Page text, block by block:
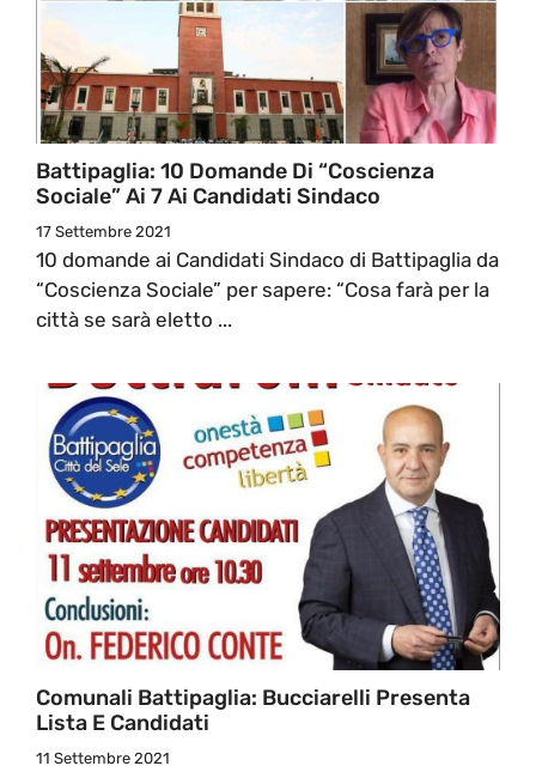
Battipaglia: 10 Domande Di “Coscienza
Sociale” Ai 7 Ai Candidati Sindaco
17 Settembre 2021
10 domande ai Candidati Sindaco di Battipaglia da
“Coscienza Sociale” per sapere: “Cosa farà per la
città se sarà eletto ...
Comunali Battipaglia: Bucciarelli Presenta
Lista E Candidati
11 Settembre 2021